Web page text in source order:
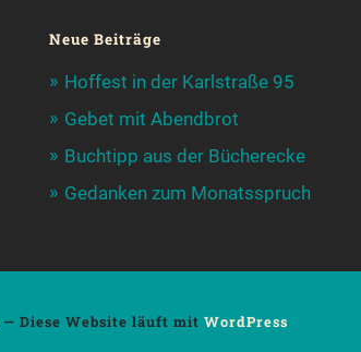
Neue Beiträge
Hoffest in der Karlstraße 95
Gebet mit Abendbrot
Buchtipp aus der Bücherecke
Gedanken zum Monatsspruch
— Diese Website läuft mitWordPress